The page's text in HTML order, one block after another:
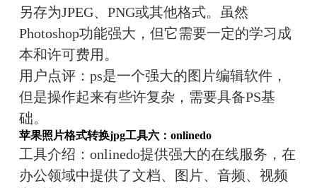
另存为JPEG、PNG或其他格式。虽然
Photoshop功能强大，但它需要一定的学习成
本和许可费用。
用户点评： ps是一个强大的图片编辑软件，
但是操作起来有些许复杂，需要具备PS基
础。
苹果照片格式转换jpg工具六：onlinedo
工具介绍： onlinedo提供强大的在线服务，在
办公领域中提供了文档、图片、音频、视频